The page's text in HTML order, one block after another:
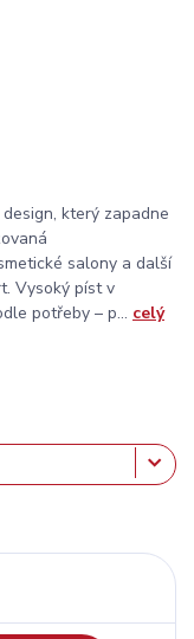
který zapadne
salony a další
Vysoký píst v
potřeby – p... celý